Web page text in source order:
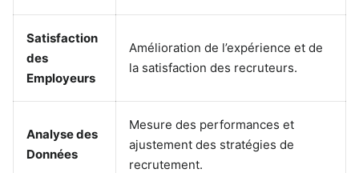
Satisfaction
des
Employeurs
Amélioration de l’expérience et de
la satisfaction des recruteurs.
Analyse des
Données
Mesure des performances et
ajustement des stratégies de
recrutement.